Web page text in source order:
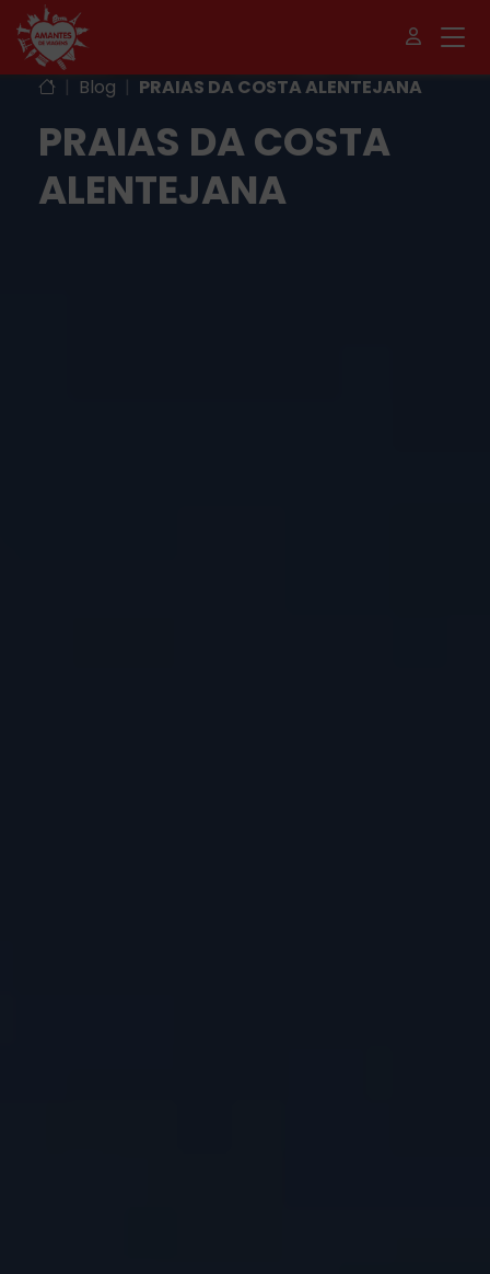
| Blog | PRAIAS DA COSTA ALENTEJANA
PRAIAS DA COSTA
ALENTEJANA